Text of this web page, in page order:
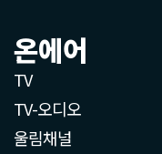
온에어
TV
TV-오디오
울림채널